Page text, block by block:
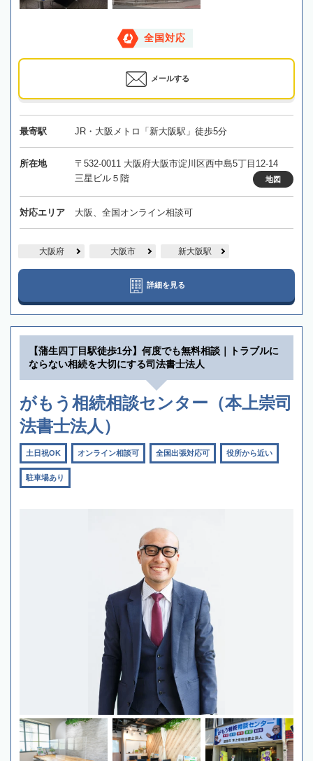
全国対応
メールする
最寄駅 JR・大阪メトロ「新大阪駅」徒歩5分
所在地
〒532-0011 大阪府大阪市淀川区西中島5丁目12-14
三星ビル５階
地図
対応エリア 大阪、全国オンライン相談可
大阪府 大阪市 新大阪駅
詳細を見る
【蒲生四丁目駅徒歩1分】何度でも無料相談｜トラブルに
ならない相続を大切にする司法書士法人
がもう相続相談センター（本上崇司
法書士法人）
土日祝OK オンライン相談可 全国出張対応可 役所から近い
駐車場あり